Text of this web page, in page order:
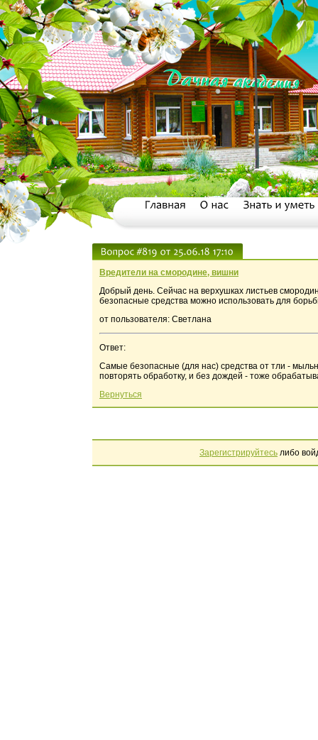
Вредители на смородине, вишни
Добрый день. Сейчас на верхушках листьев
безопасные средства можно использовать для
от пользователя: Светлана
Ответ:
Самые безопасные (для нас) средства от тли -
повторять обработку, и без дождей - тоже
Вернуться
Зарегистрируйтесь либо